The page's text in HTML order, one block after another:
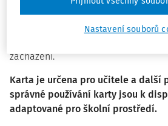
pomoc. Vůči jejich potřebám je
Je proto zásadní, aby každý z nás,
zacházení.
Karta je určena pro učitele a další
správné používání karty jsou k
adaptované pro školní prostředí.​
Nastavení souborů